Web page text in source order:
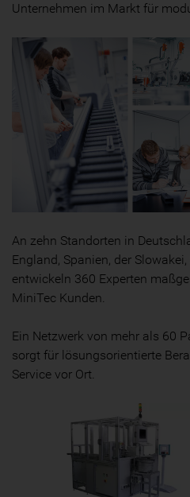
Unternehmen im Markt für
An zehn Standorten in
England, Spanien, der
entwickeln 360 Experten
MiniTec Kunden.
Ein Netzwerk von mehr als 60
sorgt für lösungsorientierte
Service vor Ort.